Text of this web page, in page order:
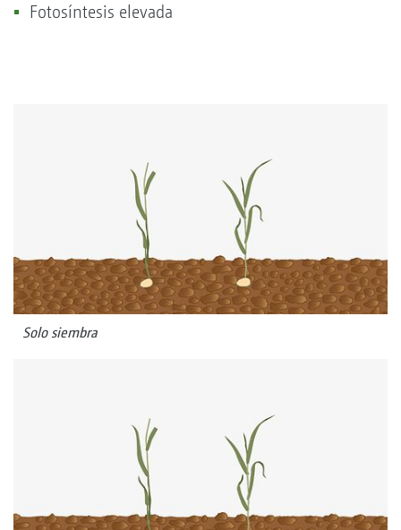
Fotosíntesis elevada
Solo siembra